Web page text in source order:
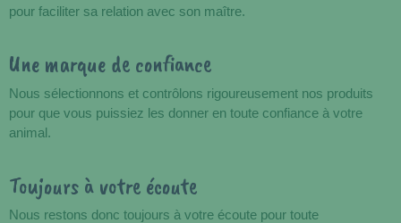
pour faciliter sa relation avec son maître.
Une marque de confiance
Nous sélectionnons et contrôlons rigoureusement nos produits
pour que vous puissiez les donner en toute confiance à votre
animal.
Toujours à votre écoute
Nous restons donc toujours à votre écoute pour toute